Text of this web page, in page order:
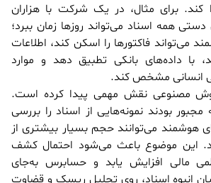
برای مثال، در یک شرکت با هزاران
دستی همه اسناد می‌تواند روزها زمان ببرد؛
می‌تواند فاکتورها را اسکن کند، اطلاعات
با داده‌های بانکی تطبیق دهد و موارد
انسانی مشخص کند.
مصنوعی نقش مهمی پیدا کرده است.
بودند نمونه‌هایی از اسناد را بررسی
هوشمند می‌توانند حجم بسیار بیشتری از
این موضوع باعث می‌شود احتمال کشف
مالی افزایش یابد و حسابرس به‌جای
اسناد، روی تحلیل ریسک و قضاوت